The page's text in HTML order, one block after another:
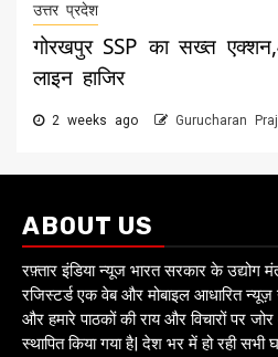
उत्तर प्रदेश
गोरखपुर SSP का सख्त
लाइन हाजिर
2 weeks ago Gurucharan
ABOUT US
रफ़्तार इंडिया न्यूज भारत सरकार के उद्योग
रजिस्टर्ड एक वेब और मोबाइल आधारित न्यूज़
और हमारे पाठकों की राय और विचारों पर
स्थापित किया गया है| देश भर में हो रही